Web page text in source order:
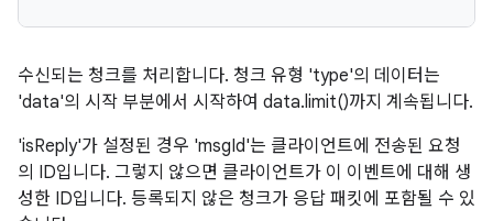
수신되는 청크를 처리합니다. 청크 유형 'type'의 데이터는
'data'의 시작 부분에서 시작하여 data.limit()까지 계속됩니다.
'isReply'가 설정된 경우 'msgId'는 클라이언트에 전송된 요청
의 ID입니다. 그렇지 않으면 클라이언트가 이 이벤트에 대해 생
성한 ID입니다. 등록되지 않은 청크가 응답 패킷에 포함될 수 있